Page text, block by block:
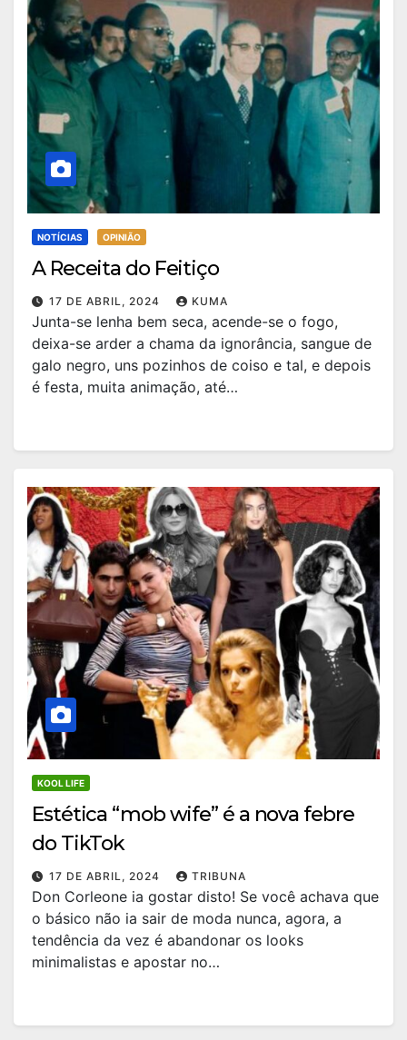
NOTÍCIAS OPINIÃO
A Receita do Feitiço
17 DE ABRIL, 2024 KUMA
Junta-se lenha bem seca, acende-se o fogo,
deixa-se arder a chama da ignorância, sangue de
galo negro, uns pozinhos de coiso e tal, e depois
é festa, muita animação, até…
KOOL LIFE
Estética “mob wife” é a nova febre
do TikTok
17 DE ABRIL, 2024 TRIBUNA
Don Corleone ia gostar disto! Se você achava que
o básico não ia sair de moda nunca, agora, a
tendência da vez é abandonar os looks
minimalistas e apostar no…